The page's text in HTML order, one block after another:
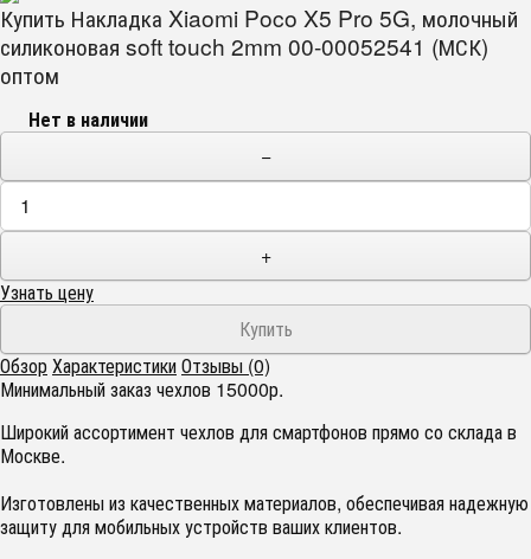
Купить Накладка Xiaomi Poco X5 Pro 5G, молочный
силиконовая soft touch 2mm 00-00052541 (МСК)
оптом
Нет в наличии
−
+
Узнать цену
ОбзорХарактеристикиОтзывы (0)
Минимальный заказ чехлов 15000р.
Широкий ассортимент чехлов для смартфонов прямо со склада в
Москве.
Изготовлены из качественных материалов, обеспечивая надежную
защиту для мобильных устройств ваших клиентов.